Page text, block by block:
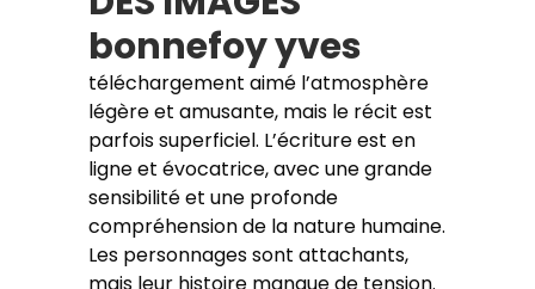
bonnefoy yves
téléchargement aimé l’atmosphère
légère et amusante, mais le récit est
parfois superficiel. L’écriture est en
ligne et évocatrice, avec une grande
sensibilité et une profonde
compréhension de la nature humaine.
Les personnages sont attachants,